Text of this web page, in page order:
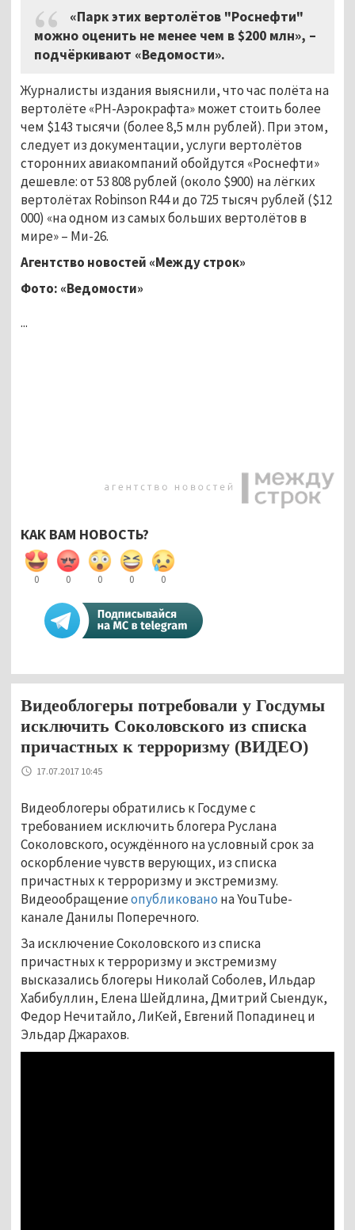
«Парк этих вертолётов "Роснефти"
можно оценить не менее чем в $200 млн», –
подчёркивают «Ведомости».
Журналисты издания выяснили, что час полёта на
вертолёте «РН-Аэрокрафта» может стоить более
чем $143 тысячи (более 8,5 млн рублей). При этом,
следует из документации, услуги вертолётов
сторонних авиакомпаний обойдутся «Роснефти»
дешевле: от 53 808 рублей (около $900) на лёгких
вертолётах Robinson R44 и до 725 тысяч рублей ($12
000) «на одном из самых больших вертолётов в
мире» – Ми-26.
Агентство новостей «Между строк»
Фото: «Ведомости»
...
КАК ВАМ НОВОСТЬ?
0 0 0 0 0
Видеоблогеры потребовали у Госдумы
исключить Соколовского из списка
причастных к терроризму (ВИДЕО)
17.07.2017 10:45
Видеоблогеры обратились к Госдуме с
требованием исключить блогера Руслана
Соколовского, осуждённого на условный срок за
оскорбление чувств верующих, из списка
причастных к терроризму и экстремизму.
Видеообращениеопубликовано на YouTube-
канале Данилы Поперечного.
За исключение Соколовского из списка
причастных к терроризму и экстремизму
высказались блогеры Николай Соболев, Ильдар
Хабибуллин, Елена Шейдлина, Дмитрий Сыендук,
Федор Нечитайло, ЛиКей, Евгений Попадинец и
Эльдар Джарахов.